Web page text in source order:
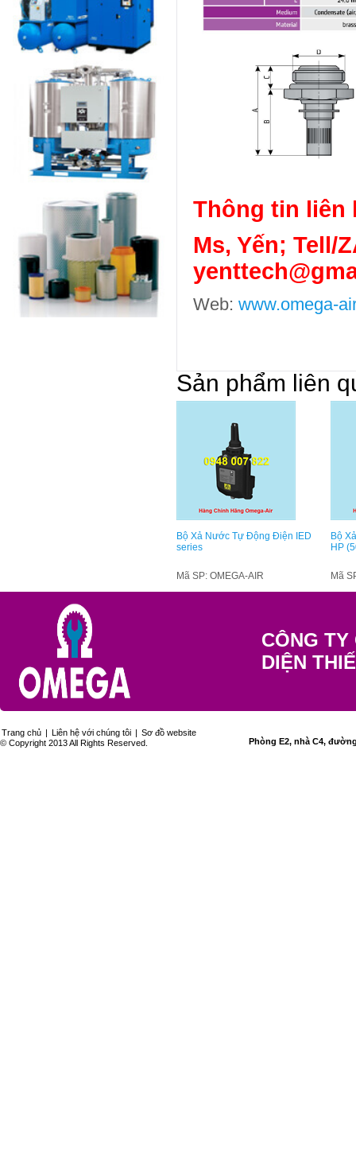
Thông tin liên
Ms, Yến; Tell/
Web: www.omega-
Sản phẩm liên
Bộ Xả Nước Tự Động Điện IED
series
Mã SP: OMEGA-AIR
Bộ
HP
Mã
CÔNG
DIỆN
Trang chủ | Liên hệ với chúng tôi | Sơ đồ website
© Copyright 2013 All Rights Reserved.
Phòng E2, nhà C4,